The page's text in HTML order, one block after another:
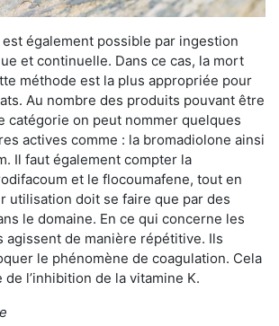
également possible par ingestion
et continuelle. Dans ce cas, la mort
méthode est la plus appropriée pour
Au nombre des produits pouvant être
catégorie on peut nommer quelques
actives comme : la bromadiolone ainsi
Il faut également compter la
et le flocoumafene, tout en
utilisation doit se faire que par des
le domaine. En ce qui concerne les
agissent de manière répétitive. Ils
le phénomène de coagulation. Cela
de l’inhibition de la vitamine K.